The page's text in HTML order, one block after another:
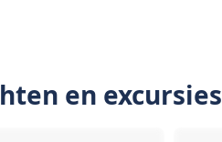
en excursies